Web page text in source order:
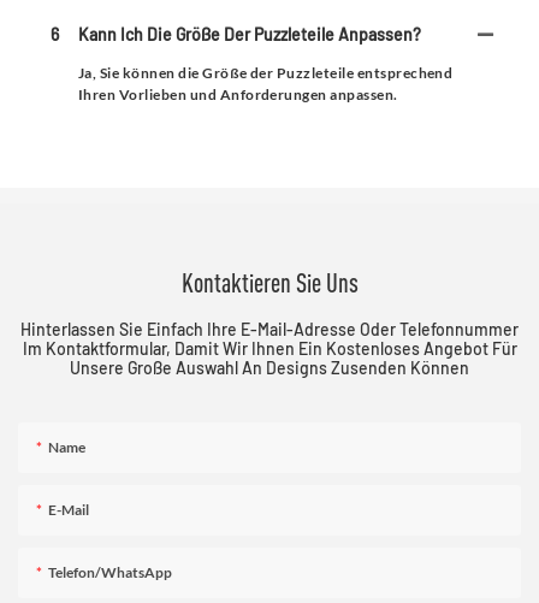
6 Kann Ich Die Größe Der Puzzleteile Anpassen?
Ja, Sie können die Größe der Puzzleteile entsprechend
Ihren Vorlieben und Anforderungen anpassen.
Kontaktieren Sie Uns
Hinterlassen Sie Einfach Ihre E-Mail-Adresse Oder Telefonnummer
Im Kontaktformular, Damit Wir Ihnen Ein Kostenloses Angebot Für
Unsere Große Auswahl An Designs Zusenden Können
Name
E-Mail
Telefon/WhatsApp